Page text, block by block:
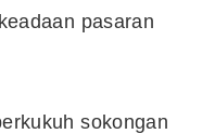
pasaran
sokongan